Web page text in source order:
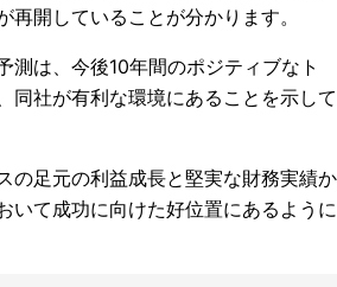
再開していることが分かります。
測は、今後10年間のポジティブなト
同社が有利な環境にあることを示して
の足元の利益成長と堅実な財務実績か
いて成功に向けた好位置にあるように